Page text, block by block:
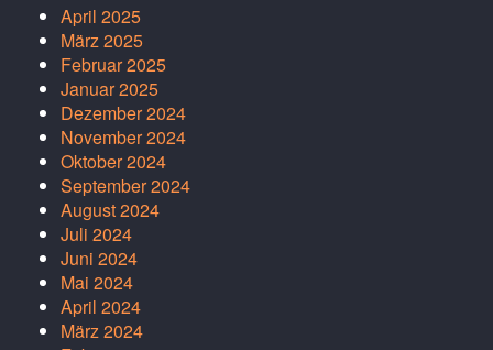
April 2025
März 2025
Februar 2025
Januar 2025
Dezember 2024
November 2024
Oktober 2024
September 2024
August 2024
Juli 2024
Juni 2024
Mai 2024
April 2024
März 2024